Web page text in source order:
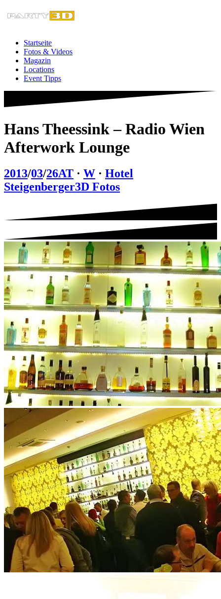
Inhalt
Startseite
Fotos & Videos
Magazin
Locations
Event Tipps
Hans Theessink – Radio Wien
Afterwork Lounge
2013/03/26AT · W · Hotel
Steigenberger3D Fotos